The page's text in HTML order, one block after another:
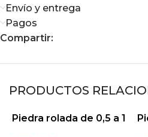
Envío y entrega
Pagos
Compartir:
PRODUCTOS
Piedra rolada de 0,5 a 1